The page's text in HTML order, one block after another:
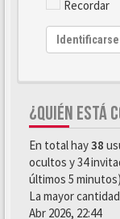
Recordar
Identificarse
¿QUIÉN ESTÁ
En total hay38
ocultos y 34
últimos 5 minutos)
La mayor
Abr 2026, 22:44